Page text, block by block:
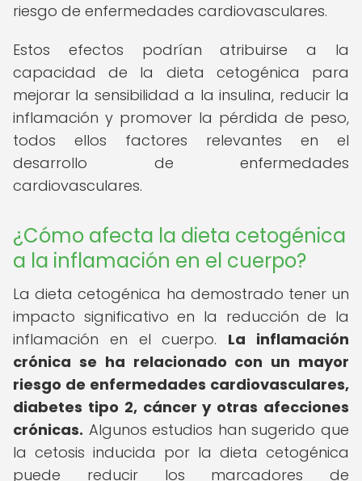
riesgo de enfermedades cardiovasculares.
Estos efectos podrían atribuirse a la
capacidad de la dieta cetogénica para
mejorar la sensibilidad a la insulina, reducir la
inflamación y promover la pérdida de peso,
todos ellos factores relevantes en el
desarrollo de enfermedades
cardiovasculares.
¿Cómo afecta la dieta cetogénica
a la inflamación en el cuerpo?
La dieta cetogénica ha demostrado tener un
impacto significativo en la reducción de la
inflamación en el cuerpo. La inflamación
crónica se ha relacionado con un mayor
riesgo de enfermedades cardiovasculares,
diabetes tipo 2, cáncer y otras afecciones
crónicas. Algunos estudios han sugerido que
la cetosis inducida por la dieta cetogénica
puede reducir los marcadores de